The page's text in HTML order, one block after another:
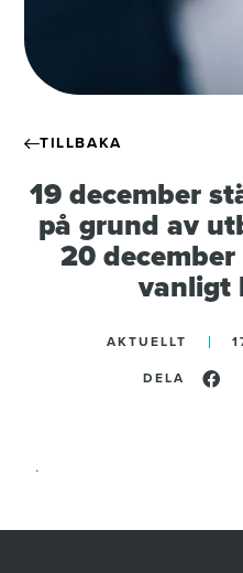
TILLBAKA
19 december
på grund av
20
vanligt
AKTUELLT
DELA
.